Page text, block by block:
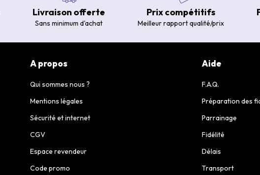
Livraison offerte
Sans minimum d'achat
Prix compétitifs
Meilleur rapport qualité/prix
A propos
Qui sommes nous ?
Mentions légales
Sécurité et internet
CGV
Espace revendeur
Code promo
Aide
F.A.Q.
Préparation des
Parrainage
Fidélité
Délais
Transport